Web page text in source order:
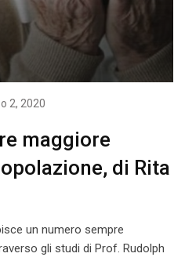
2, 2020
maggiore
di Rita
un numero sempre
gli studi di Prof. Rudolph